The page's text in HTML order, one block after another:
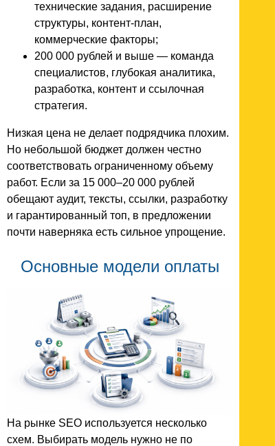
технические задания, расширение
структуры, контент-план,
коммерческие факторы;
200 000 рублей и выше — команда
специалистов, глубокая аналитика,
разработка, контент и ссылочная
стратегия.
Низкая цена не делает подрядчика плохим.
Но небольшой бюджет должен честно
соответствовать ограниченному объему
работ. Если за 15 000–20 000 рублей
обещают аудит, тексты, ссылки, разработку
и гарантированный топ, в предложении
почти наверняка есть сильное упрощение.
Основные модели оплаты
На рынке SEO используется несколько
схем. Выбирать модель нужно не по